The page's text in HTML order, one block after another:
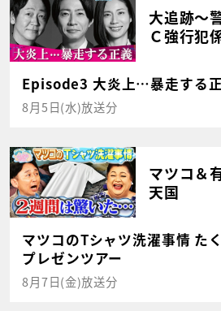
大追跡～
Ｃ強行犯
Episode3 大炎上…暴走する
8月5日(水)放送分
マツコ＆
天国
マツコのTシャツ洗濯事情 た
プレゼンツアー
8月7日(金)放送分